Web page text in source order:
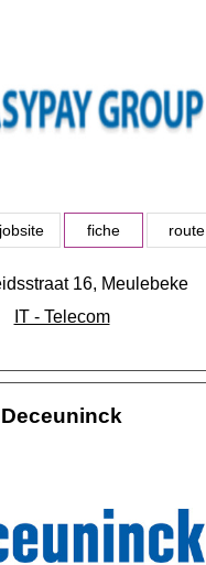
jobsite fiche route
16, Meulebeke
IT - Telecom
Deceuninck